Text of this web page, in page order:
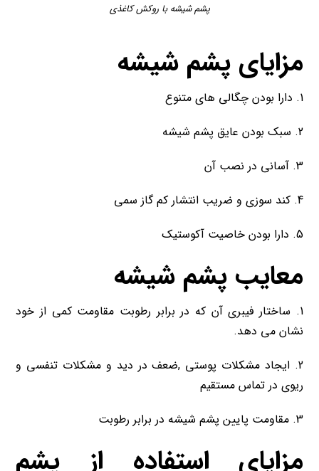
پشم شیشه با روکش کاغذی
مزایای پشم شیشه
1. دارا بودن چگالی های متنوع
2. سبک بودن عایق پشم شیشه
3. آسانی در نصب آن
4. کند سوزی و ضریب انتشار کم گاز سمی
5. دارا بودن خاصیت آکوستیک
معایبپشم شیشه
1. ساختار فیبری آن که در برابر رطوبت مقاومت کمی از خود
نشان می دهد.
2. ایجاد مشکلات پوستی ,ضعف در دید و مشکلات تنفسی و
ریوی در تماس مستقیم
3. مقاومت پایین پشم شیشه در برابر رطوبت
مزایای استفاده از پشم